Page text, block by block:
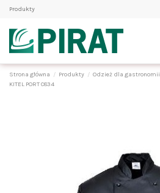
Produkty
Strona główna Produkty Odzież dla gastronomii
KITEL PORT C834